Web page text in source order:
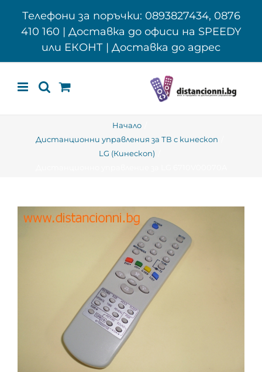
Телефони за поръчки: 0893827434, 0876
410 160 | Доставка до офиси на SPEEDY
или ЕКОНТ | Доставка до адрес
Начало
Дистанционни управления за ТВ с кинескоп
LG (Кинескоп)